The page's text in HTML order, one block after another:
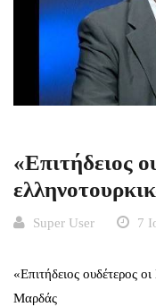
«Επιτήδειος
Super User 7
«Επιτήδειος ουδέτερος
Μαρδάς